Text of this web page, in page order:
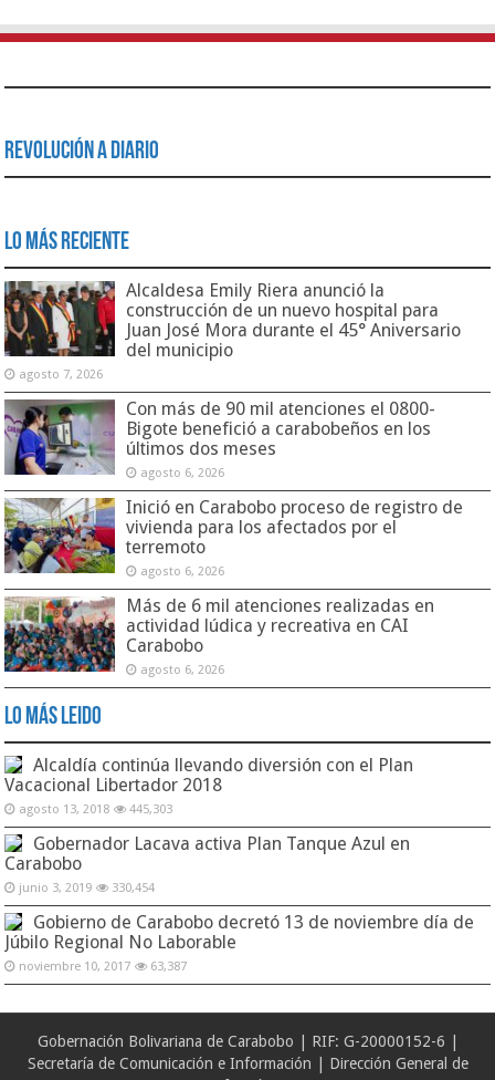
Revolución a Diario
Lo Más Reciente
Alcaldesa Emily Riera anunció la
construcción de un nuevo hospital para
Juan José Mora durante el 45° Aniversario
del municipio
agosto 7, 2026
Con más de 90 mil atenciones el 0800-
Bigote benefició a carabobeños en los
últimos dos meses
agosto 6, 2026
Inició en Carabobo proceso de registro de
vivienda para los afectados por el
terremoto
agosto 6, 2026
Más de 6 mil atenciones realizadas en
actividad lúdica y recreativa en CAI
Carabobo
agosto 6, 2026
Lo Más Leido
Alcaldía continúa llevando diversión con el Plan
Vacacional Libertador 2018
agosto 13, 2018 445,303
Gobernador Lacava activa Plan Tanque Azul en
Carabobo
junio 3, 2019 330,454
Gobierno de Carabobo decretó 13 de noviembre día de
Júbilo Regional No Laborable
noviembre 10, 2017 63,387
Gobernación Bolivariana de Carabobo | RIF: G-20000152-6 |
Secretaría de Comunicación e Información | Dirección General de